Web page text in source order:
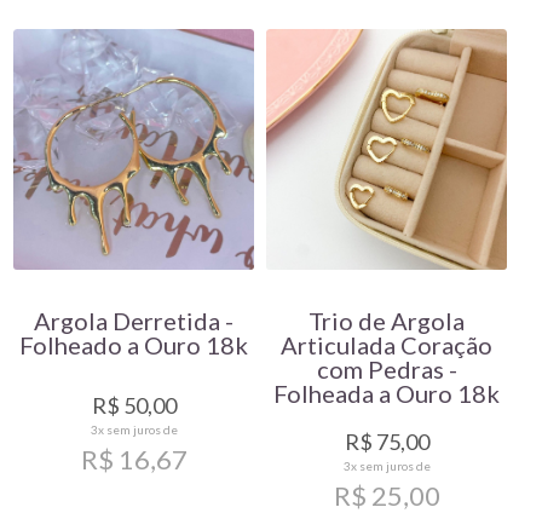
Argola Derretida -
Folheado a Ouro 18k
R$ 50,00
3xsem juros de
R$ 16,67
Trio de Argola
Articulada Coração
com Pedras -
Folheada a Ouro 18k
R$ 75,00
3xsem juros de
R$ 25,00